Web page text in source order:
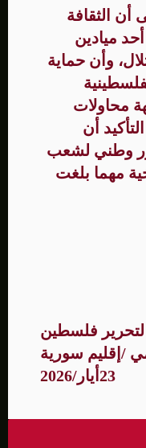
أن الثقافة
ميادين
وأن حماية
محاولات
أن
وطني لشعب
مهما بلغت
لتحرير فلسطين
/إقليم سورية
23أيار/2026